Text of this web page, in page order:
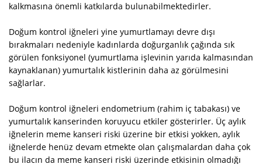
kalkmasına önemli katkılarda bulunabilmektedirler.
Doğum kontrol iğneleri yine yumurtlamayı devre dışı
bırakmaları nedeniyle kadınlarda doğurganlık çağında sık
görülen fonksiyonel (yumurtlama işlevinin yarıda kalmasından
kaynaklanan) yumurtalık kistlerinin daha az görülmesini
sağlarlar.
Doğum kontrol iğneleri endometrium (rahim iç tabakası) ve
yumurtalık kanserinden koruyucu etkiler gösterirler. Üç aylık
iğnelerin meme kanseri riski üzerine bir etkisi yokken, aylık
iğnelerde henüz devam etmekte olan çalışmalardan daha çok
bu ilacın da meme kanseri riski üzerinde etkisinin olmadığı